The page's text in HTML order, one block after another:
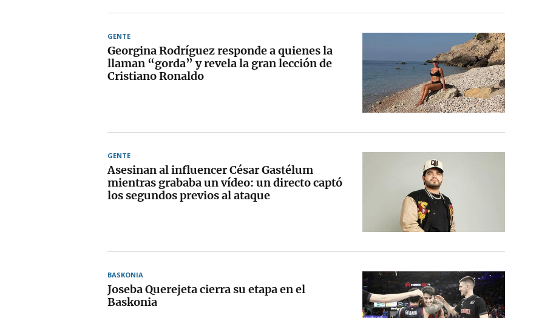
GENTE
Georgina Rodríguez responde a quienes la
llaman “gorda” y revela la gran lección de
Cristiano Ronaldo
GENTE
Asesinan al influencer César Gastélum
mientras grababa un vídeo: un directo captó
los segundos previos al ataque
BASKONIA
Joseba Querejeta cierra su etapa en el
Baskonia